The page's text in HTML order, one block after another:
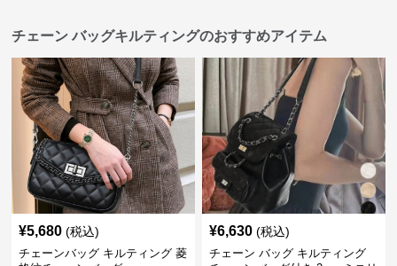
チェーン バッグキルティングのおすすめアイテム
¥5,680 (税込)
チェーンバッグ キルティング 菱
¥6,630 (税込)
チェーン バッグ キルティング